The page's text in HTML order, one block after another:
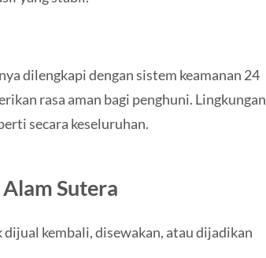
dilengkapi dengan sistem keamanan 24
rasa aman bagi penghuni. Lingkungan
secara keseluruhan.
Sutera
kembali, disewakan, atau dijadikan